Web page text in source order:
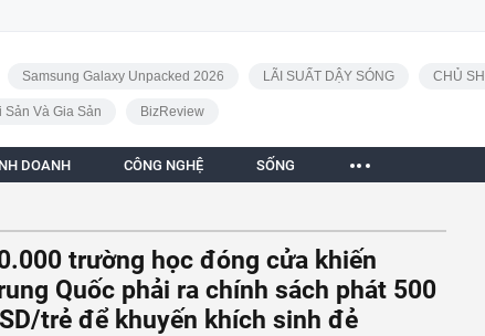
Samsung Galaxy Unpacked 2026 LÃI SUẤT DẬY SÓNG CHỦ
Sản Và Gia Sản BizReview
DOANH CÔNG NGHỆ SỐNG
trường học đóng cửa khiến
Quốc phải ra chính sách phát 500
trẻ để khuyến khích sinh đẻ